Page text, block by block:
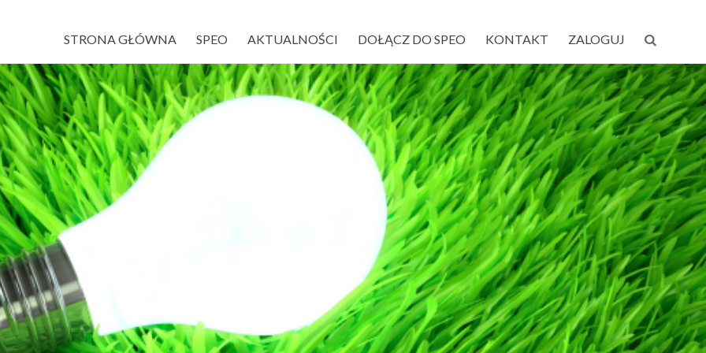
STRONA GŁÓWNA SPEO AKTUALNOŚCI DOŁĄCZ DO SPEO KONTAKT ZALOGUJ